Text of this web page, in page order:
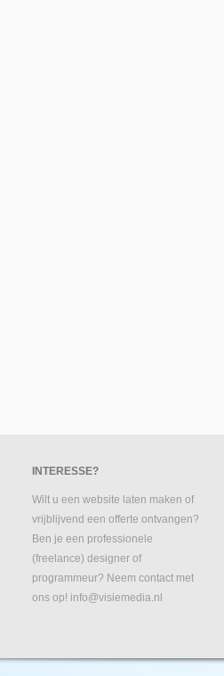
INTERESSE?
Wilt u een website laten maken of
vrijblijvend een offerte ontvangen?
Ben je een professionele
(freelance) designer of
programmeur? Neem contact met
ons op! info@visiemedia.nl